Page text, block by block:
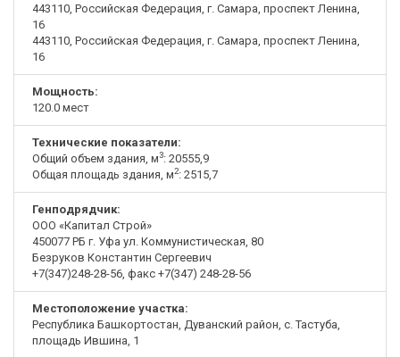
443110, Российская Федерация, г. Самара, проспект Ленина,
16
443110, Российская Федерация, г. Самара, проспект Ленина,
16
Мощность:
120.0 мест
Технические показатели:
Общий объем здания, м3: 20555,9
Общая площадь здания, м2: 2515,7
Генподрядчик:
ООО «Капитал Строй»
450077 РБ г. Уфа ул. Коммунистическая, 80
Безруков Константин Сергеевич
+7(347)248-28-56, факс +7(347) 248-28-56
Местоположение участка:
Республика Башкортостан, Дуванский район, с. Тастуба,
площадь Ившина, 1